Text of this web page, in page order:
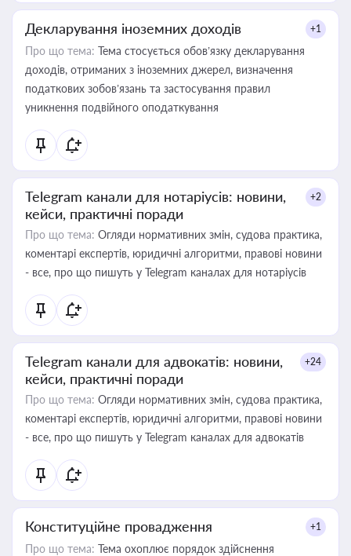
Декларування іноземних доходів +1
Про що тема: Тема стосується обов’язку декларування
доходів, отриманих з іноземних джерел, визначення
податкових зобов’язань та застосування правил
уникнення подвійного оподаткування
Telegram канали для нотаріусів: новини,
кейси, практичні поради
+2
Про що тема: Огляди нормативних змін, судова практика,
коментарі експертів, юридичні алгоритми, правові новини
- все, про що пишуть у Telegram каналах для нотаріусів
Telegram канали для адвокатів: новини,
кейси, практичні поради
+24
Про що тема: Огляди нормативних змін, судова практика,
коментарі експертів, юридичні алгоритми, правові новини
- все, про що пишуть у Telegram каналах для адвокатів
Конституційне провадження +1
Про що тема: Тема охоплює порядок здійснення